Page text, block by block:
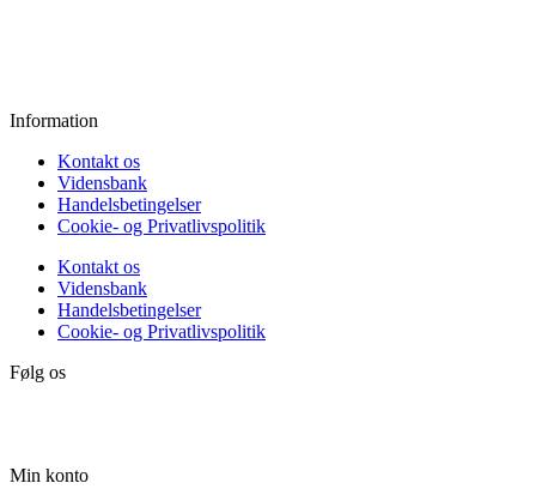
Information
Kontakt os
Vidensbank
Handelsbetingelser
Cookie- og Privatlivspolitik
Kontakt os
Vidensbank
Handelsbetingelser
Cookie- og Privatlivspolitik
Følg os
Min konto